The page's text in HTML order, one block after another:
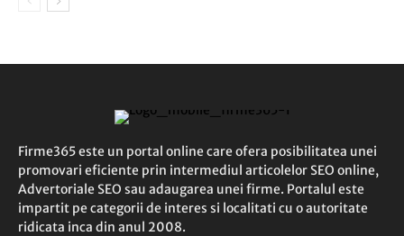
Firme365 este un portal online care ofera posibilitatea unei
promovari eficiente prin intermediul articolelor SEO online,
Advertoriale SEO sau adaugarea unei firme. Portalul este
impartit pe categorii de interes si localitati cu o autoritate
ridicata inca din anul 2008.